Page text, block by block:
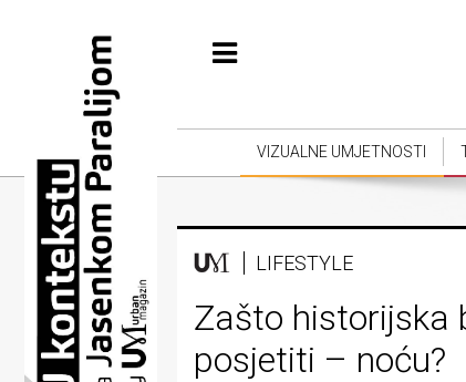
Vizualne
umjetnosti
Teatar
Književnost
Muzika
Film
Intervju
VIZUALNE UMJETNOSTI
LIFESTYLE
Zašto historijska
posjetiti – noću?